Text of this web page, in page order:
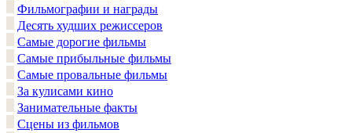
Фильмографии и награды
Десять худших режиссеров
Самые дорогие фильмы
Самые прибыльные фильмы
Самые провальные фильмы
За кулисами кино
Занимательные факты
Сцены из фильмов